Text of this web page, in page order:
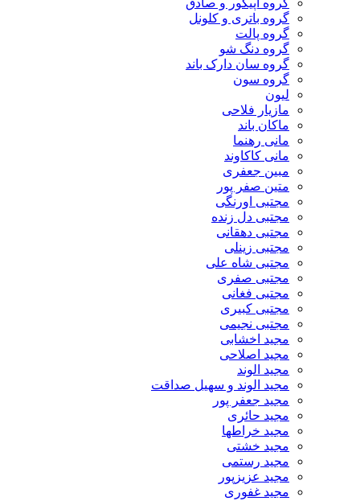
گروه باتری و کلونل
گروه پالت
گروه دنگ شو
گروه سان دارک باند
گروه سون
لیون
مازیار فلاحی
ماکان باند
مانی رهنما
مانی کاکاوند
مبین جعفری
متین صفر پور
مجتبی اورنگی
مجتبی دل زنده
مجتبی دهقانی
مجتبی زینلی
مجتبی شاه علی
مجتبی صفری
مجتبی فغانی
مجتبی کبیری
مجتبی نجیمی
مجید اخشابی
مجید اصلاحی
مجید الوند‎
مجید الوند و سهیل صداقت
مجید جعفر پور
مجید حائری
مجید خراطها
مجید خشتی
مجید رستمی
مجید عزیزپور
مجید غفوری